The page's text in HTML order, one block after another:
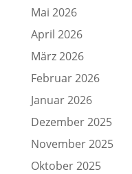
Mai 2026
April 2026
März 2026
Februar 2026
Januar 2026
Dezember 2025
November 2025
Oktober 2025